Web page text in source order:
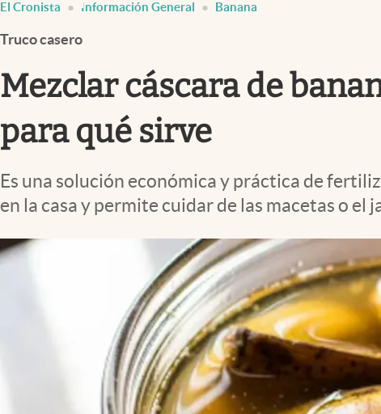
Infotechnology
Clase
Clima
Mundial 2026
Eventos Corporativos
El Cronista Información General Banana
Truco casero
Mezclar cáscara de
para qué sirve
Es una solución económica y práctica de
en la casa y permite cuidar de las macetas o el